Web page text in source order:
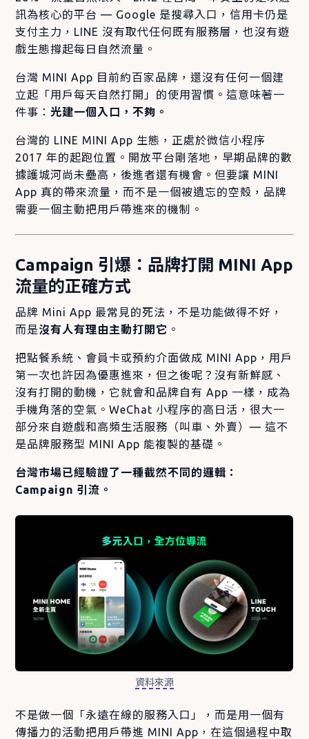
訊為核心的平台 — Google 是搜尋入口，信用卡仍是
支付主力，LINE 沒有取代任何既有服務層，也沒有遊
戲生態撐起每日自然流量。
台灣 MINI App 目前約百家品牌，還沒有任何一個建
立起「用戶每天自然打開」的使用習慣。這意味著一
件事：光建一個入口，不夠。
台灣的 LINE MINI App 生態，正處於微信小程序
2017 年的起跑位置。開放平台剛落地，早期品牌的數
據護城河尚未壘高，後進者還有機會。但要讓 MINI
App 真的帶來流量，而不是一個被遺忘的空殼，品牌
需要一個主動把用戶帶進來的機制。
Campaign 引爆：品牌打開 MINI App
流量的正確方式
品牌 Mini App 最常見的死法，不是功能做得不好，
而是沒有人有理由主動打開它 。
把點餐系統、會員卡或預約介面做成 MINI App，用戶
第一次也許因為優惠進來，但之後呢？沒有新鮮感、
沒有打開的動機，它就會和品牌自有 App 一樣，成為
手機角落的空氣。WeChat 小程序的高日活，很大一
部分來自遊戲和高頻生活服務（叫車、外賣）— 這不
是品牌服務型 MINI App 能複製的基礎。
台灣市場已經驗證了一種截然不同的邏輯：
Campaign 引流。
資料來源
不是做一個「永遠在線的服務入口」，而是用一個有
傳播力的活動把用戶帶進 MINI App，在這個過程中取